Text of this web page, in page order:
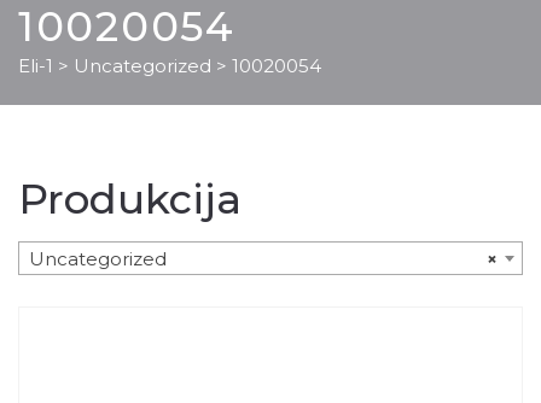
10020054
Eli-1 > Uncategorized > 10020054
Produkcija
×
Uncategorized